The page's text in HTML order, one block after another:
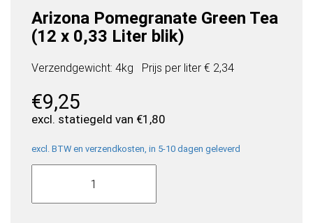
Arizona Pomegranate Green Tea
(12 x 0,33 Liter blik)
Verzendgewicht: 4kg Prijs per liter € 2,34
€9,25
excl. statiegeld van €1,80
excl. BTW en verzendkosten, in 5-10 dagen geleverd
Arizona
Pomegranate
Green